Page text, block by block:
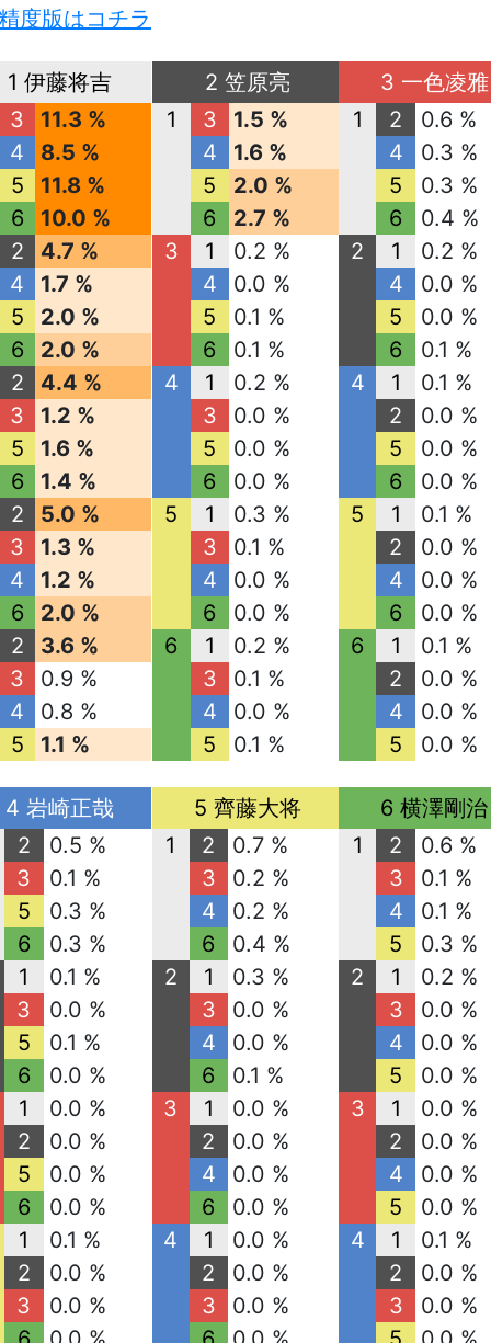
度版はコチラ
1 伊藤将吉
3
11.3 %
4
8.5 %
5
11.8 %
6
10.0 %
2
4.7 %
4
1.7 %
5
2.0 %
6
2.0 %
2
4.4 %
3
1.2 %
5
1.6 %
6
1.4 %
2
5.0 %
3
1.3 %
4
1.2 %
6
2.0 %
2
3.6 %
3
0.9 %
4
0.8 %
5
1.1 %
2 笠原亮
1
3
1.5 %
4
1.6 %
5
2.0 %
6
2.7 %
3
1
0.2 %
4
0.0 %
5
0.1 %
6
0.1 %
4
1
0.2 %
3
0.0 %
5
0.0 %
6
0.0 %
5
1
0.3 %
3
0.1 %
4
0.0 %
6
0.0 %
6
1
0.2 %
3
0.1 %
4
0.0 %
5
0.1 %
3 一色凌雅
1
2
0.6 %
4
0.3 %
5
0.3 %
6
0.4 %
2
1
0.2 %
4
0.0 %
5
0.0 %
6
0.1 %
4
1
0.1 %
2
0.0 %
5
0.0 %
6
0.0 %
5
1
0.1 %
2
0.0 %
4
0.0 %
6
0.0 %
6
1
0.1 %
2
0.0 %
4
0.0 %
5
0.0 %
4 岩崎正哉
2
0.5 %
3
0.1 %
5
0.3 %
6
0.3 %
1
0.1 %
3
0.0 %
5
0.1 %
6
0.0 %
1
0.0 %
2
0.0 %
5
0.0 %
6
0.0 %
1
0.1 %
2
0.0 %
3
0.0 %
5 齊藤大将
1
2
0.7 %
3
0.2 %
4
0.2 %
6
0.4 %
2
1
0.3 %
3
0.0 %
4
0.0 %
6
0.1 %
3
1
0.0 %
2
0.0 %
4
0.0 %
6
0.0 %
4
1
0.0 %
2
0.0 %
3
0.0 %
6 横澤剛治
1
2
0.6 %
3
0.1 %
4
0.1 %
5
0.3 %
2
1
0.2 %
3
0.0 %
4
0.0 %
5
0.0 %
3
1
0.0 %
2
0.0 %
4
0.0 %
5
0.0 %
4
1
0.1 %
2
0.0 %
3
0.0 %